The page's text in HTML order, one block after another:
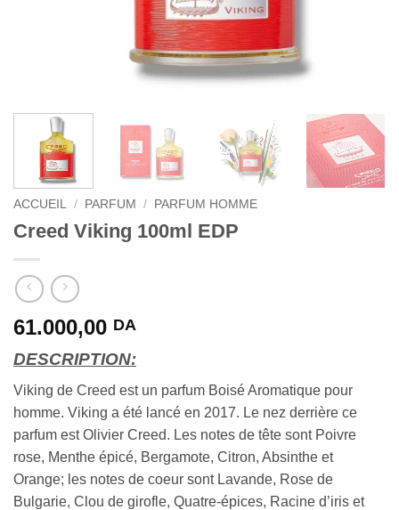
ACCUEIL / PARFUM / PARFUM HOMME
Creed Viking 100ml EDP
61.000,00 DA
DESCRIPTION:
Viking de Creed est un parfum Boisé Aromatique pour
homme. Viking a été lancé en 2017. Le nez derrière ce
parfum est Olivier Creed. Les notes de tête sont Poivre
rose, Menthe épicé, Bergamote, Citron, Absinthe et
Orange; les notes de coeur sont Lavande, Rose de
Bulgarie, Clou de girofle, Quatre-épices, Racine d’iris et